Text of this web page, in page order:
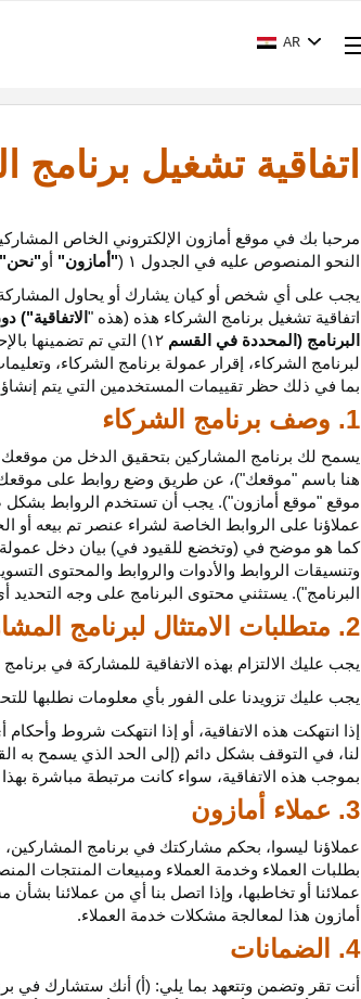
AR
اتفاقية تشغيل برنامج
مرحبا بك في موقع أمازون الإلكتروني الخاص
النحو المنصوص عليه في الجدول ۱ ( "أمازون" أو"نحن"
يجب على أي شخص أو كيان يشارك أو يحاول المشاركة
اتفاقية تشغيل برنامج الشركاء هذه (هذه " الاتفاقية")
البرنامج (المحددة في القسم ۱۲) التي تم تضمينها
لبرنامج الشركاء،
إقرار عمولة برنامج الشركاء، و
بما في ذلك حظر تقييمات المستخدمين التي يتم
1. وصف برنامج الشركاء
يسمح لك برنامج المشاركين بتحقيق الدخل من موقعك
هنا باسم "موقعك")، عن طريق وضع روابط على
موقع "موقع أمازون"). يجب أن تستخدم الروابط بشكل
عملاؤنا على الروابط الخاصة لشراء عنصر تم بيعه أو
كما هو موضح في (وتخضع للقيود في) بيان دخل عمولة
وتنسيقات الروابط والأدوات والروابط والمحتوى
البرنامج"). يستثني محتوى البرنامج على وجه التحديد
2. متطلبات الامتثال لبرنامج المشاركين
يجب عليك الالتزام بهذه الاتفاقية للمشاركة في
يجب عليك تزويدنا على الفور بأي معلومات نطلبها
إذا انتهكت هذه
الاتفاقية، أو إذا انتهكت شروط وأحكام
لنا، في التوقف بشكل دائم (إلى الحد الذي يسمح به
بموجب هذه
الاتفاقية، سواء كانت مرتبطة مباشرة بهذا
3. عملاء أمازون
عملاؤنا ليسوا، بحكم مشاركتك في برنامج المشاركين،
بطلبات العملاء وخدمة العملاء ومبيعات المنتجات
عملائنا أو تخاطبها، وإذا اتصل بنا أي من عملائنا
أمازون هذا لمعالجة مشكلات خدمة العملاء.
4. الضمانات
أنت تقر وتضمن وتتعهد بما يلي: (أ) أنك ستشارك في